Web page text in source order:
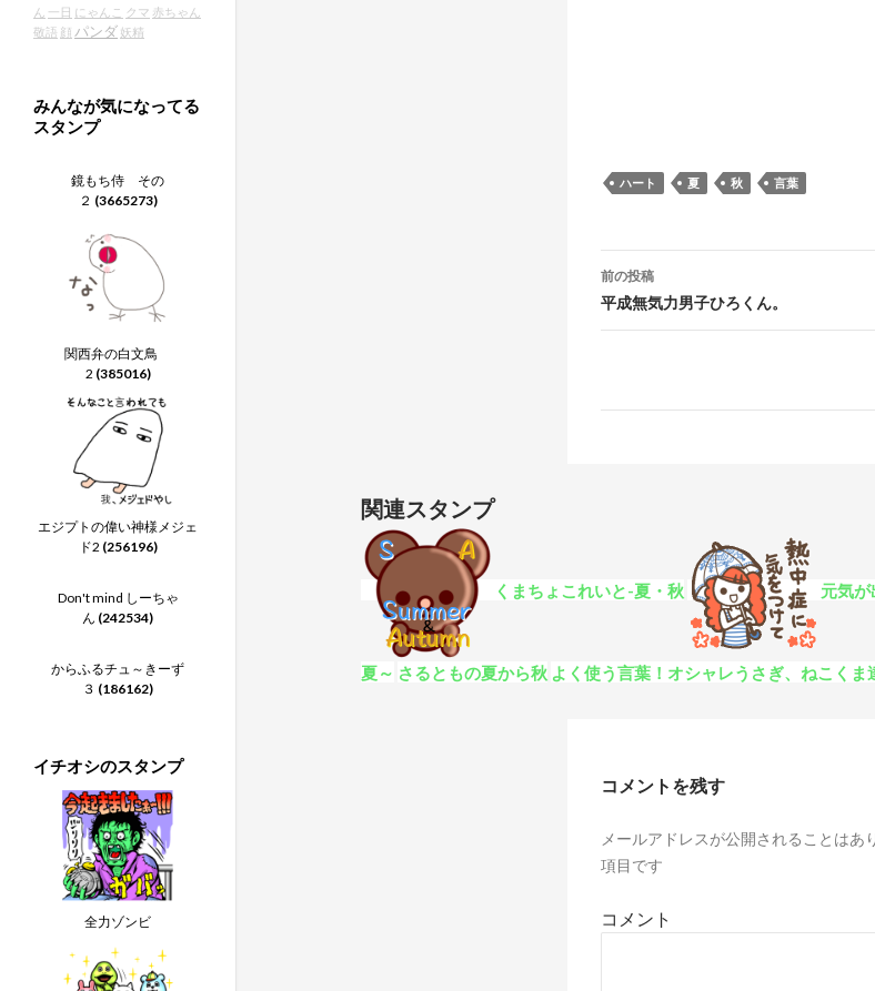
ハート 夏 秋 言葉
前の投稿
平成無気力男子ひろくん。
関連スタンプ
くまちょこれいと-夏・秋 元気
夏～ さるともの夏から秋 よく使う言葉！オシャレうさぎ、ねこくま
コメントを残す
メールアドレスが公開されることはあ
項目です
コメント
ん 一日 にゃんこ クマ 赤ちゃん
敬語 顔 パンダ 妖精
みんなが気になってる
スタンプ
鏡もち侍 その
２ (3665273)
関西弁の白文鳥
2 (385016)
エジプトの偉い神様メジェ
ド2 (256196)
Don't mind しーちゃ
ん (242534)
からふるチュ～きーず
３ (186162)
イチオシのスタンプ
全力ゾンビ